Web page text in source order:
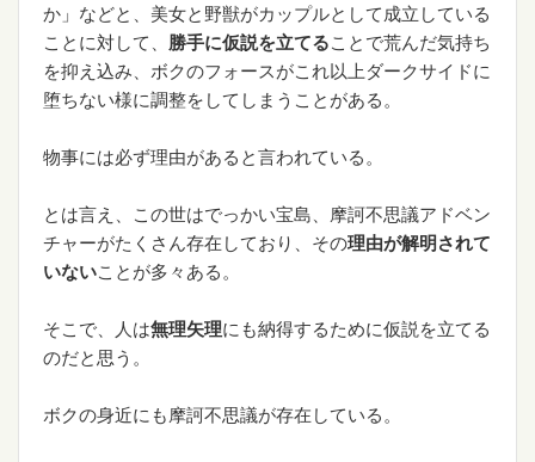
か」などと、美女と野獣がカップルとして成立している
ことに対して、 勝手に仮説を立てることで荒んだ気持ち
を抑え込み、ボクのフォースがこれ以上ダークサイドに
堕ちない様に調整をしてしまうことがある。
物事には必ず理由があると言われている。
とは言え、この世はでっかい宝島、摩訶不思議アドベン
チャーがたくさん存在しており、その理由が解明されて
いないことが多々ある。
そこで、人は無理矢理にも納得するために仮説を立てる
のだと思う。
ボクの身近にも摩訶不思議が存在している。